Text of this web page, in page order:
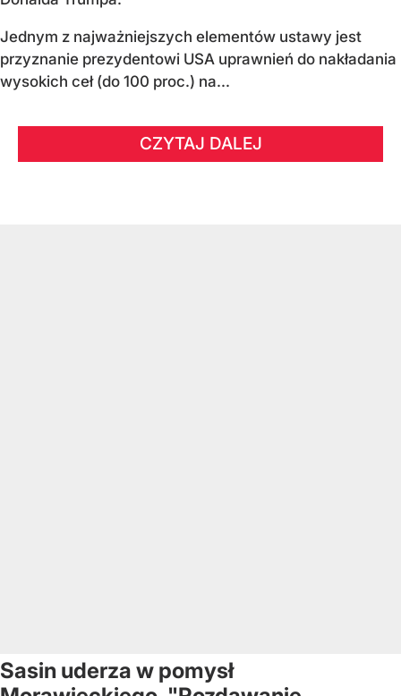
Jednym z najważniejszych elementów ustawy jest
przyznanie prezydentowi USA uprawnień do nakładania
wysokich ceł (do 100 proc.) na...
CZYTAJ DALEJ
Sasin uderza w pomysł